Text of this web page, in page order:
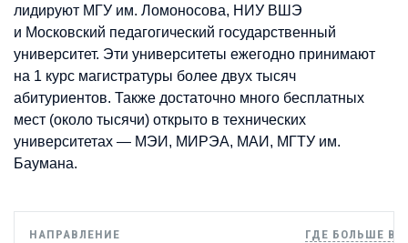
лидируют МГУ им. Ломоносова, НИУ ВШЭ
и Московский педагогический государственный
университет. Эти университеты ежегодно принимают
на 1 курс магистратуры более двух тысяч
абитуриентов. Также достаточно много бесплатных
мест (около тысячи) открыто в технических
университетах — МЭИ, МИРЭА, МАИ, МГТУ им.
Баумана.
НАПРАВЛЕНИЕ ГДЕ БОЛЬШЕ